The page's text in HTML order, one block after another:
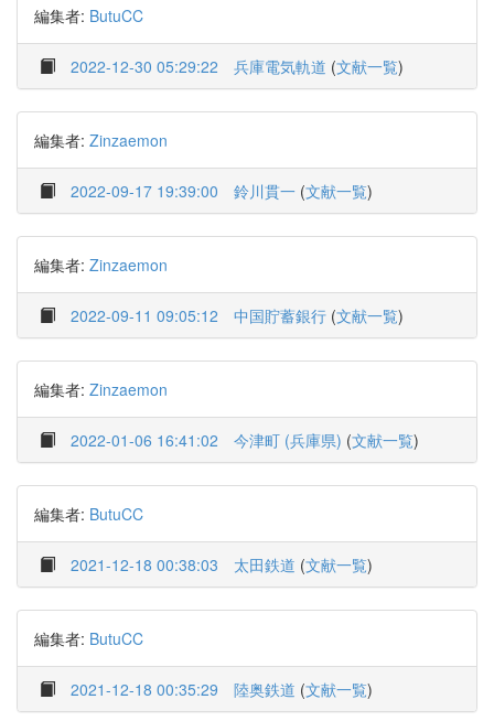
編集者: ButuCC
2022-12-30 05:29:22 兵庫電気軌道 (文献一覧)
編集者: Zinzaemon
2022-09-17 19:39:00 鈴川貫一 (文献一覧)
編集者: Zinzaemon
2022-09-11 09:05:12 中国貯蓄銀行 (文献一覧)
編集者: Zinzaemon
2022-01-06 16:41:02 今津町 (兵庫県) (文献一覧)
編集者: ButuCC
2021-12-18 00:38:03 太田鉄道 (文献一覧)
編集者: ButuCC
2021-12-18 00:35:29 陸奥鉄道 (文献一覧)